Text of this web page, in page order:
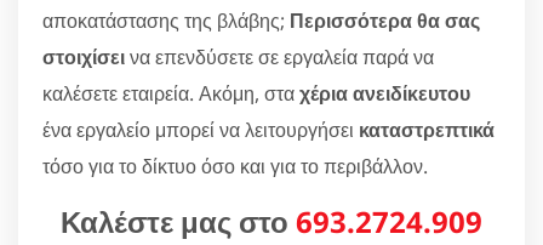
αποκατάστασης της βλάβης; Περισσότερα θα σας
στοιχίσεινα επενδύσετε σε εργαλεία παρά να
καλέσετε εταιρεία. Ακόμη, σταχέρια ανειδίκευτου
ένα εργαλείο μπορεί να λειτουργήσει καταστρεπτικά
τόσο για το δίκτυο όσο και για το περιβάλλον.
Καλέστε μας στο 693.2724.909